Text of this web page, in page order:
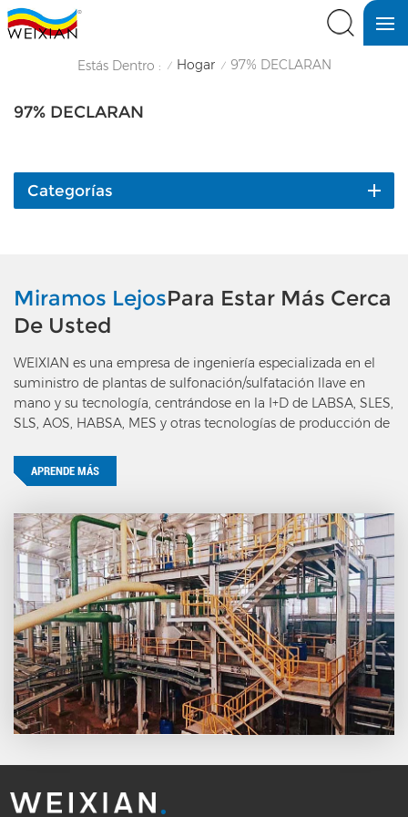
Estás Dentro : / Hogar / 97% DECLARAN
97% DECLARAN
Categorías
Miramos LejosPara Estar Más Cerca
De Usted
WEIXIAN es una empresa de ingeniería especializada en el
suministro de plantas de sulfonación/sulfatación llave en
mano y su tecnología, centrándose en la I+D de LABSA, SLES,
SLS, AOS, HABSA, MES y otras tecnologías de producción de
APRENDE MÁS